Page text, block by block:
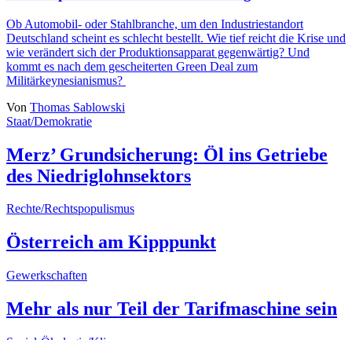
Ob Automobil- oder Stahlbranche, um den Industriestandort
Deutschland scheint es schlecht bestellt. Wie tief reicht die Krise und
wie verändert sich der Produktionsapparat gegenwärtig? Und
kommt es nach dem gescheiterten Green Deal zum
Militärkeynesianismus?
Von Thomas Sablowski
Staat/Demokratie
Merz’ Grundsicherung: Öl ins Getriebe
des Niedriglohnsektors
Rechte/Rechtspopulismus
Österreich am Kipppunkt
Gewerkschaften
Mehr als nur Teil der Tarifmaschine sein